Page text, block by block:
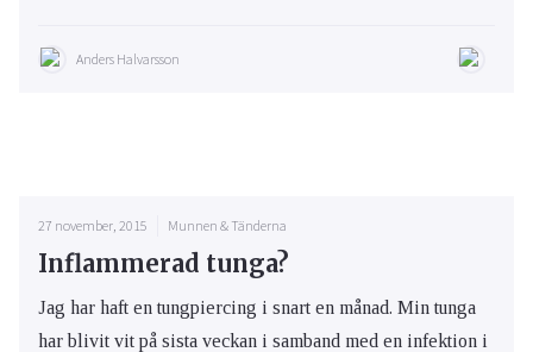
Anders Halvarsson
27 november, 2015 Munnen & Tänderna
Inflammerad tunga?
Jag har haft en tungpiercing i snart en månad. Min tunga
har blivit vit på sista veckan i samband med en infektion i